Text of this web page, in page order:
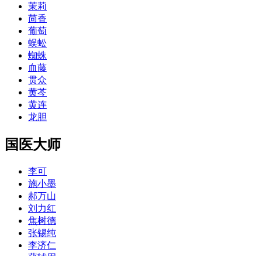
茉莉
茴香
葡萄
蜈蚣
蜘蛛
血藤
贯众
黄芩
黄连
龙胆
国医大师
李可
施小墨
郝万山
刘力红
焦树德
张锡纯
李济仁